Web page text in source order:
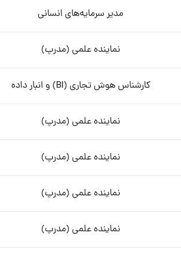
مدیر سرمایه‌های انسانی
نماینده علمی (مدرپ)
کارشناس هوش تجاری (BI) و انبار داده
نماینده علمی (مدرپ)
نماینده علمی (مدرپ)
نماینده علمی (مدرپ)
نماینده علمی (مدرپ)